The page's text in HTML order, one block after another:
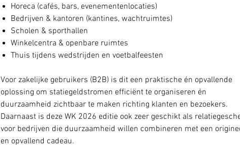
Horeca (cafés, bars, evenementenlocaties)
Bedrijven & kantoren (kantines, wachtruimtes)
Scholen & sporthallen
Winkelcentra & openbare ruimtes
Thuis tijdens wedstrijden en voetbalfeesten
Voor zakelijke gebruikers (B2B) is dit een praktische én opvallende
oplossing om statiegeldstromen efficiënt te organiseren én
duurzaamheid zichtbaar te maken richting klanten en bezoekers.
Daarnaast is deze WK 2026 editie ook zeer geschikt als
voor bedrijven die duurzaamheid willen combineren met een
en opvallend cadeau.